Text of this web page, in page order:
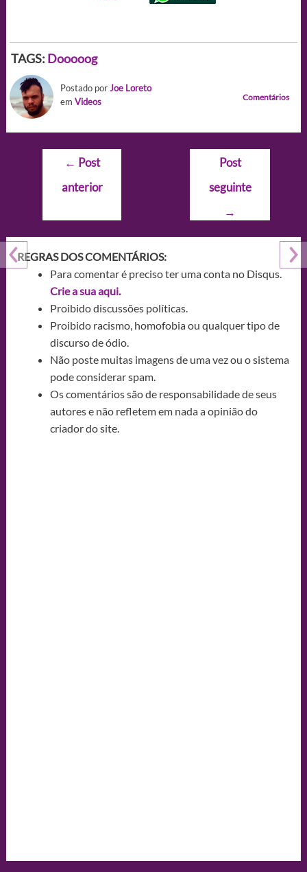
TAGS: Dooooog
Postado porJoe Loreto
em Videos Comentários
Navegação
Post
← Post
anterior
Post
seguinte
→
REGRAS DOS COMENTÁRIOS:
Para comentar é preciso ter uma conta no Disqus.
Crie a sua aqui.
Proibido discussões políticas.
Proibido racismo, homofobia ou qualquer tipo de
discurso de ódio.
Não poste muitas imagens de uma vez ou o sistema
pode considerar spam.
Os comentários são de responsabilidade de seus
autores e não refletem em nada a opinião do
criador do site.